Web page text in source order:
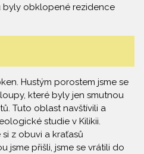
byly obklopené rezidence
Hustým porostem jsme se
které byly jen smutnou
Tuto oblast navštívili a
studie v Kilikii.
z obuvi a kraťasů
jsme přišli, jsme se vrátili do